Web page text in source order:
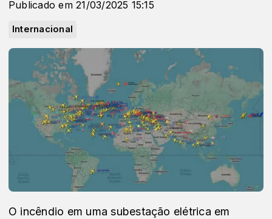
Publicado em 21/03/2025 15:15
Internacional
O incêndio em uma subestação elétrica em